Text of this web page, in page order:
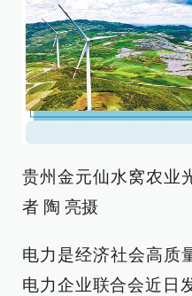
贵州金元仙水窝农业
者 陶 亮摄
电力是经济社会高质
电力企业联合会近日